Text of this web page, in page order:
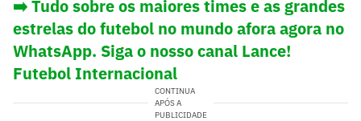
➡️ Tudo sobre os maiores times e as grandes
estrelas do futebol no mundo afora agora no
WhatsApp. Siga o nosso canal Lance!
Futebol Internacional
CONTINUA
APÓS A
PUBLICIDADE